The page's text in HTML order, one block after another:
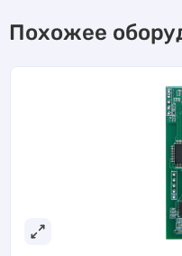
Похожее